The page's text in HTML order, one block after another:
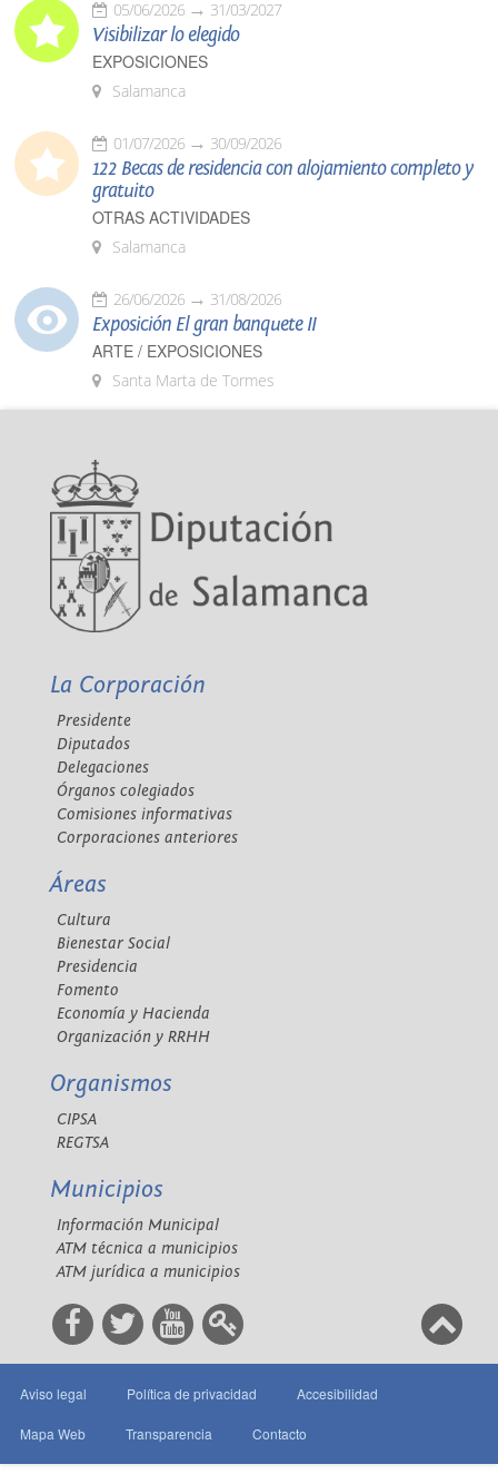
05/06/2026 31/03/2027
Visibilizar lo elegido
EXPOSICIONES
Salamanca
01/07/2026 30/09/2026
122 Becas de residencia con alojamiento completo y
gratuito
OTRAS ACTIVIDADES
Salamanca
26/06/2026 31/08/2026
Exposición El gran banquete II
ARTE / EXPOSICIONES
Santa Marta de Tormes
La Corporación
Presidente
Diputados
Delegaciones
Órganos colegiados
Comisiones informativas
Corporaciones anteriores
Áreas
Cultura
Bienestar Social
Presidencia
Fomento
Economía y Hacienda
Organización y RRHH
Organismos
CIPSA
REGTSA
Municipios
Información Municipal
ATM técnica a municipios
ATM jurídica a municipios
Aviso legal Política de privacidad Accesibilidad
Mapa Web Transparencia Contacto